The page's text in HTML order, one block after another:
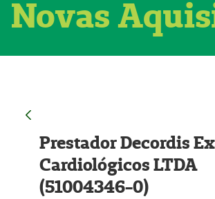
Novas
Prestador Decordis
Cardiológicos LTDA
(51004346-0)